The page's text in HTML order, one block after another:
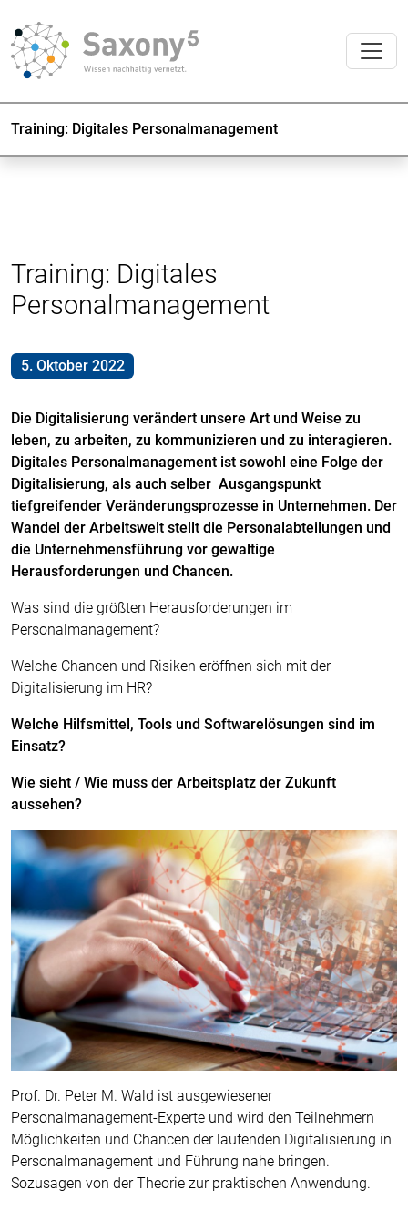
Training: Digitales Personalmanagement
Training: Digitales
Personalmanagement
5. Oktober 2022
Die Digitalisierung verändert unsere Art und Weise zu
leben, zu arbeiten, zu kommunizieren und zu interagieren.
Digitales Personalmanagement ist sowohl eine Folge der
Digitalisierung, als auch selber Ausgangspunkt
tiefgreifender Veränderungsprozesse in Unternehmen. Der
Wandel der Arbeitswelt stellt die Personalabteilungen und
die Unternehmensführung vor gewaltige
Herausforderungen und Chancen.
Was sind die größten Herausforderungen im
Personalmanagement?
Welche Chancen und Risiken eröffnen sich mit der
Digitalisierung im HR?
Welche Hilfsmittel, Tools und Softwarelösungen sind im
Einsatz?
Wie sieht / Wie muss der Arbeitsplatz der Zukunft
aussehen?
Prof. Dr. Peter M. Wald ist ausgewiesener
Personalmanagement-Experte und wird den Teilnehmern
Möglichkeiten und Chancen der laufenden Digitalisierung in
Personalmanagement und Führung nahe bringen.
Sozusagen von der Theorie zur praktischen Anwendung.